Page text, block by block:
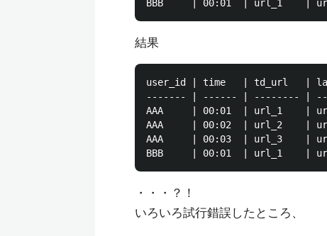
結果
user_id | time   | td_url   |
------- | ------ | -------- |
AAA     | 00:01  | url_1    |
AAA     | 00:02  | url_2    |
AAA     | 00:03  | url_3    |
・・・？！
いろいろ試行錯誤したところ、